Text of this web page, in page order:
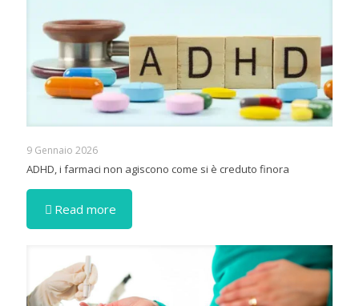
9 Gennaio 2026
ADHD, i farmaci non agiscono come si è creduto finora
Read more